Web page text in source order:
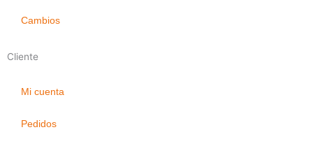
Cambios
Cliente
Mi cuenta
Pedidos